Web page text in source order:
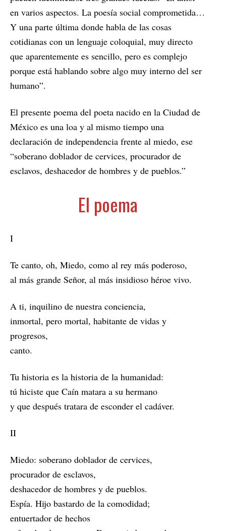
en varios aspectos. La poesía social comprometida…
Y una parte última donde habla de las cosas
cotidianas con un lenguaje coloquial, muy directo
que aparentemente es sencillo, pero es complejo
porque está hablando sobre algo muy interno del ser
humano”.
El presente poema del poeta nacido en la Ciudad de
México es una loa y al mismo tiempo una
declaración de independencia frente al miedo, ese
“soberano doblador de cervices, procurador de
esclavos, deshacedor de hombres y de pueblos.”
El poema
I
Te canto, oh, Miedo, como al rey más poderoso,
al más grande Señor, al más insidioso héroe vivo.
A ti, inquilino de nuestra conciencia,
inmortal, pero mortal, habitante de vidas y
progresos,
canto.
Tu historia es la historia de la humanidad:
tú hiciste que Caín matara a su hermano
y que después tratara de esconder el cadáver.
II
Miedo: soberano doblador de cervices,
procurador de esclavos,
deshacedor de hombres y de pueblos.
Espía. Hijo bastardo de la comodidad;
entuertador de hechos